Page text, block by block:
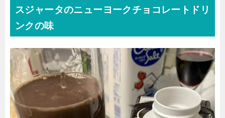
スジャータのニューヨークチョコレートドリ
ンクの味